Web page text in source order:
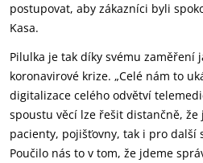
postupovat, aby zákazníci byli
Kasa.
Pilulka je tak díky svému zaměření
koronavirové krize. „Celé nám to
digitalizace celého odvětví
spoustu věcí lze řešit distančně,
pacienty, pojišťovny, tak i pro další
Poučilo nás to v tom, že jdeme